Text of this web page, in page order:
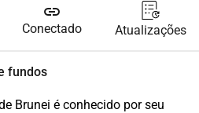
link
Conectado Atualizações
fundos
Brunei é conhecido por seu